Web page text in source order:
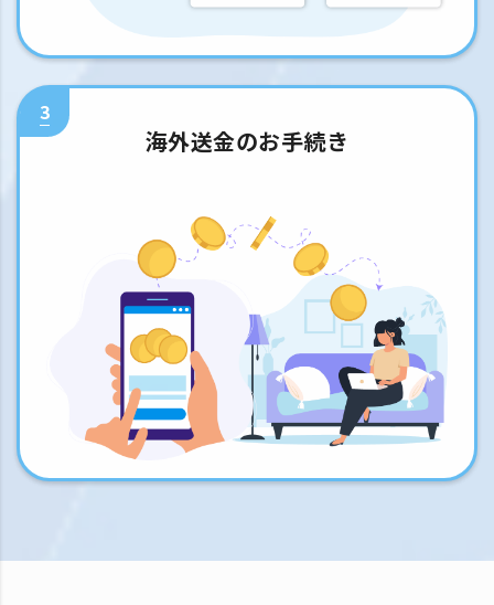
3
海外送金のお手続き